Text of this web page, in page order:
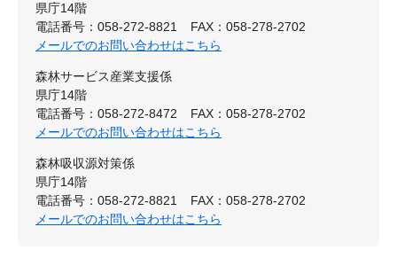
県庁14階
電話番号：058-272-8821
FAX：058-278-2702
メールでのお問い合わせはこちら
森林サービス産業支援係
県庁14階
電話番号：058-272-8472
FAX：058-278-2702
メールでのお問い合わせはこちら
森林吸収源対策係
県庁14階
電話番号：058-272-8821
FAX：058-278-2702
メールでのお問い合わせはこちら